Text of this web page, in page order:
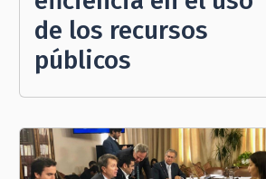
de los recursos
públicos